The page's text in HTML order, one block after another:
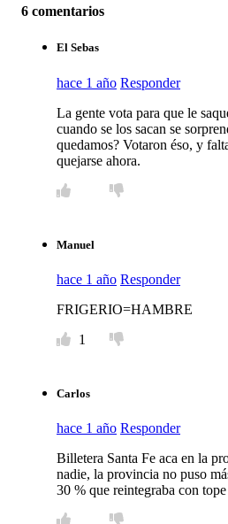
6 comentarios
El Sebas
hace 1 año Responder
La gente vota para que le
cuando se los sacan se
quedamos? Votaron éso, y
quejarse ahora.
Manuel
hace 1 año Responder
FRIGERIO=HAMBRE
1
Carlos
hace 1 año Responder
Billetera Santa Fe aca en la
nadie, la provincia no puso
30 % que reintegraba con